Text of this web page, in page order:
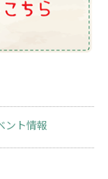
ント情報